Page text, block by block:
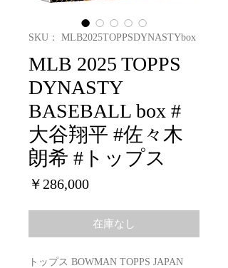
SKU： MLB2025TOPPSDYNASTYbox
MLB 2025 TOPPS
DYNASTY
BASEBALL box #
大谷翔平 #佐々木
朗希 #トップス
￥286,000価
在庫なし
トップス BOWMAN TOPPS JAPAN